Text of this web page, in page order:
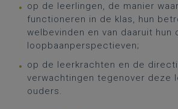
op de leerlingen, de manier
functioneren in de klas, hun
welbevinden en van daaruit hun
loopbaanperspectieven;
op de leerkrachten en de
verwachtingen tegenover deze
ouders.